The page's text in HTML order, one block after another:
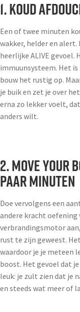
1. Koud
Een of twee minuten
wakker, helder en
heerlijke ALIVE gevoel.
immuunsysteem. Het
bouw het rustig op.
je buik en zet je over
erna zo lekker voelt,
anders wilt.
2. Move your
paar minuten
Doe vervolgens een
andere kracht oefening
verbrandingsmotor
rust te zijn geweest.
waardoor je je meteen
boost. Het gevoel dat
leuk: je zult zien dat je
en steeds wat meer of